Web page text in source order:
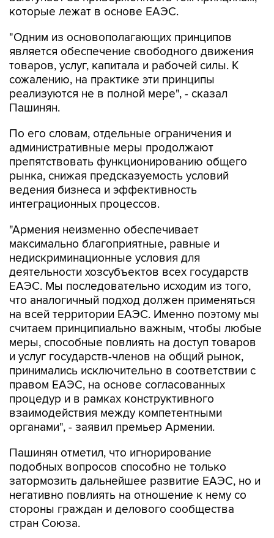
которые лежат в основе ЕАЭС.
"Одним из основополагающих принципов
является обеспечение свободного движения
товаров, услуг, капитала и рабочей силы. К
сожалению, на практике эти принципы
реализуются не в полной мере", - сказал
Пашинян.
По его словам, отдельные ограничения и
административные меры продолжают
препятствовать функционированию общего
рынка, снижая предсказуемость условий
ведения бизнеса и эффективность
интеграционных процессов.
"Армения неизменно обеспечивает
максимально благоприятные, равные и
недискриминационные условия для
деятельности хозсубъектов всех государств
ЕАЭС. Мы последовательно исходим из того,
что аналогичный подход должен применяться
на всей территории ЕАЭС. Именно поэтому мы
считаем принципиально важным, чтобы любые
меры, способные повлиять на доступ товаров
и услуг государств-членов на общий рынок,
принимались исключительно в соответствии с
правом ЕАЭС, на основе согласованных
процедур и в рамках конструктивного
взаимодействия между компетентными
органами", - заявил премьер Армении.
Пашинян отметил, что игнорирование
подобных вопросов способно не только
затормозить дальнейшее развитие ЕАЭС, но и
негативно повлиять на отношение к нему со
стороны граждан и делового сообщества
стран Союза.